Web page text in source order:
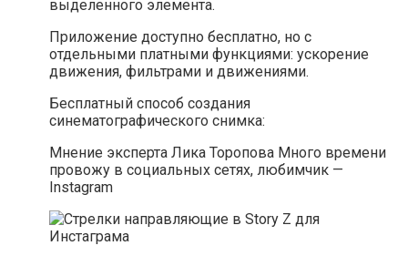
выделенного элемента.
Приложение доступно бесплатно, но с
отдельными платными функциями: ускорение
движения, фильтрами и движениями.
Бесплатный способ создания
синематографического снимка:
Мнение эксперта Лика Торопова Много времени
провожу в социальных сетях, любимчик —
Instagram